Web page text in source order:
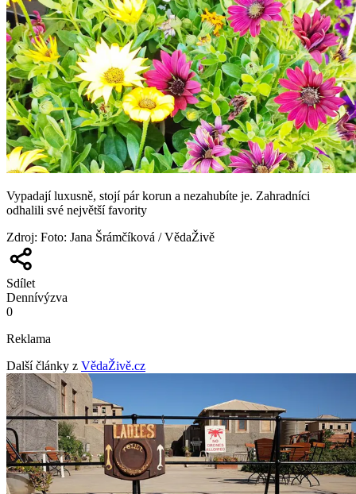
Vypadají luxusně, stojí pár korun a nezahubíte je. Zahradníci
odhalili své největší favority
Zdroj: Foto: Jana Šrámčíková / VědaŽivě
Sdílet
Dennívýzva
0
Reklama
Další články z VědaŽivě.cz